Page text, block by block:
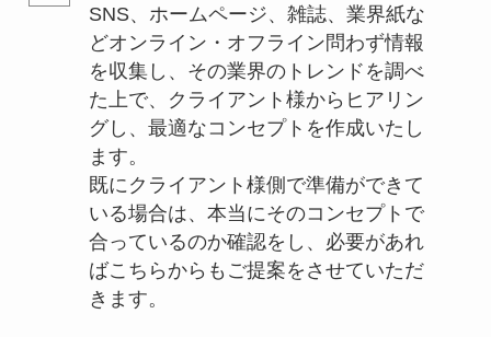
SNS、ホームページ、雑誌、業界紙な
どオンライン・オフライン問わず情報
を収集し、その業界のトレンドを調べ
た上で、クライアント様からヒアリン
グし、最適なコンセプトを作成いたし
ます。
既にクライアント様側で準備ができて
いる場合は、本当にそのコンセプトで
合っているのか確認をし、必要があれ
ばこちらからもご提案をさせていただ
きます。